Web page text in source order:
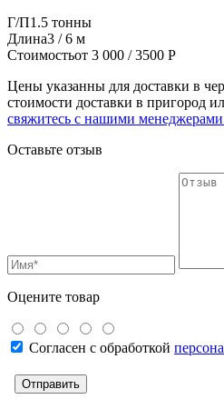
Г/П1.5 тонны
Длина3 / 6 м
Стоимостьот 3 000 / 3500 Р
Цены указанны для доставки в
стоимости доставки в пригород
свяжитесь с нашими
Оставьте отзыв
Оцените товар
Согласен с обработкой
Отправить